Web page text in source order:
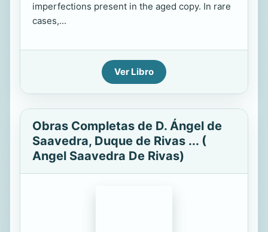
imperfections present in the aged copy. In rare
cases,...
Ver Libro
Obras Completas de D. Ángel de
Saavedra, Duque de Rivas ... (
Angel Saavedra De Rivas)